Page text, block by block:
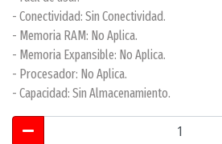
- Conectividad: Sin Conectividad.
- Memoria RAM: No Aplica.
- Memoria Expansible: No Aplica.
- Procesador: No Aplica.
- Capacidad: Sin Almacenamiento.